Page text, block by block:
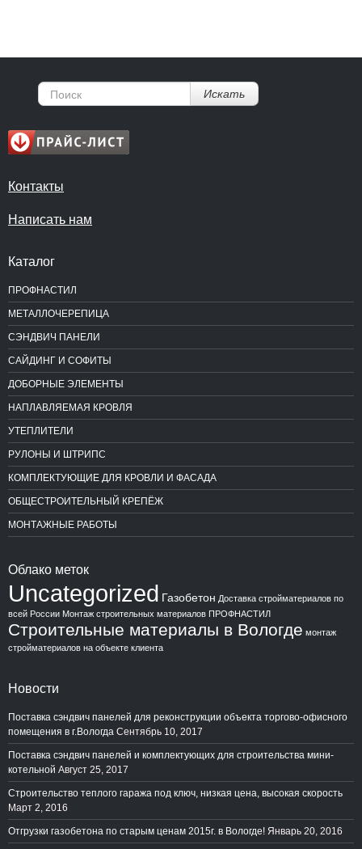
Искать
Контакты
Написать нам
Каталог
ПРОФНАСТИЛ
МЕТАЛЛОЧЕРЕПИЦА
СЭНДВИЧ ПАНЕЛИ
САЙДИНГ И СОФИТЫ
ДОБОРНЫЕ ЭЛЕМЕНТЫ
НАПЛАВЛЯЕМАЯ КРОВЛЯ
УТЕПЛИТЕЛИ
РУЛОНЫ И ШТРИПС
КОМПЛЕКТУЮЩИЕ ДЛЯ КРОВЛИ И ФАСАДА
ОБЩЕСТРОИТЕЛЬНЫЙ КРЕПЁЖ
МОНТАЖНЫЕ РАБОТЫ
Облако меток
Uncategorized Газобетон Доставка стройматериалов по
всей России Монтаж строительных материалов ПРОФНАСТИЛ
Строительные материалы в Вологде монтаж
стройматериалов на объекте клиента
Новости
Поставка сэндвич панелей для реконструкции объекта торгово-офисного
помещения в г.Вологда Сентябрь 10, 2017
Поставка сэндвич панелей и комплектующих для строительства мини-
котельной Август 25, 2017
Строительство теплого гаража под ключ, низкая цена, высокая скорость
Март 2, 2016
Отгрузки газобетона по старым ценам 2015г. в Вологде! Январь 20, 2016